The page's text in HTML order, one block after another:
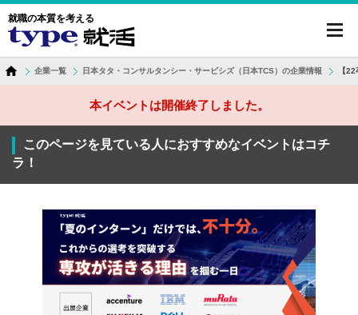
就職の本質を考える
企業一覧 日本タタ・コンサルタンシー・サービシズ（日本TCS）の企業情報 【
本イベントは開催終了しました。
このページを見ている人におすすめなイベントはコチ
ラ！